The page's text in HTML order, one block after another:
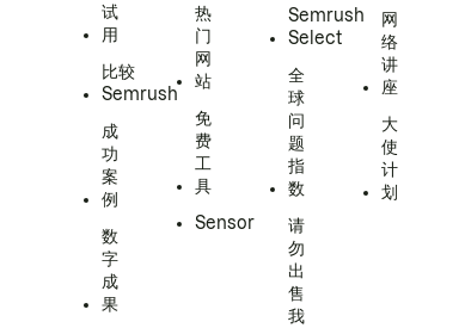
试
用
比较
Semrush
成
功
案
例
数
字
成
果
热
门
网
站
免
费
工
具
Sensor
Semrush
Select
全
球
问
题
指
数
请
勿
出
售
我
网
络
讲
座
大
使
计
划